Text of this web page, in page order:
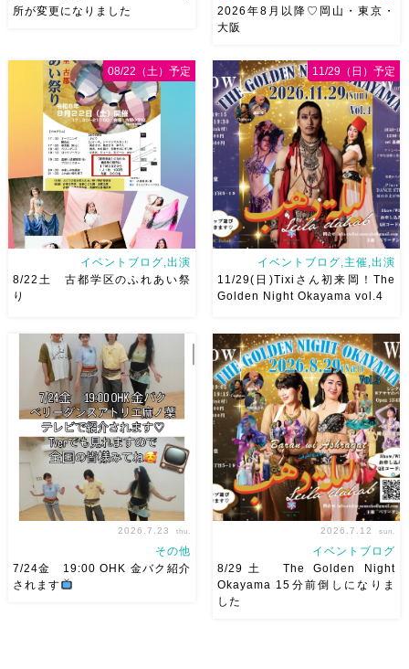
申し込み多数につき会場変更し
ました♡ 表町桃太郎スタジオ
岡山県岡山市 北区表町2丁目6-
64 4階 ショー会場から近いの
で、安心♡駅からもバスで天満
屋バスス […]
所が変更になりました
です♡皆様にお会いできますよ
うに
ご予約はメッセージく
ださい
お待ちしています
Ashraqat Show Schedule
岡山・8/22(土) […]
2026年8月以降♡岡山・東京・
大阪
8/22土 古都学区のふれあい祭
りにて踊らせていただきます♡
太鼓も叩くよー！私たちは
18:40頃から出演です屋台も出
てとても楽しいお祭りになりそ
う
私たちも踊った後は祭り
を楽しみます
遊びにいら
[…]
イベントブログ,出演
8/22土 古都学区のふれあい祭
り
08/22（土）予定
2026/11/29(日)Tixiさん初来
岡！The Golden Night
Okayama vol.4 本日8/1よりお
申し込みスタートです
【
Show 】 Guest DancerTixi
[…]
イベントブログ,主催,出演
11/29(日)Tixiさん初来岡！The
Golden Night Okayama vol.4
11/29（日）予定
2026.7.23 thu.
その他
7/24金 19:00 OHK 金バク紹介
されます
2026.7.12 sun.
イベントブログ
8/29土 The Golden Night
Okayama 15分前倒しになりま
した